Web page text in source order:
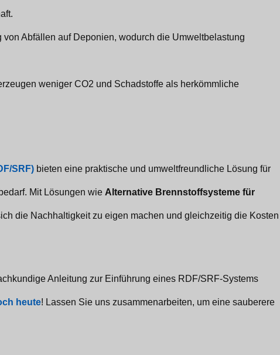
von Abfällen auf Deponien, wodurch die Umweltbelastung
weniger CO2 und Schadstoffe als herkömmliche
SRF) bieten eine praktische und umweltfreundliche Lösung für
Mit Lösungen wie Alternative Brennstoffsysteme für
die Nachhaltigkeit zu eigen machen und gleichzeitig die Kosten
Anleitung zur Einführung eines RDF/SRF-Systems
heute! Lassen Sie uns zusammenarbeiten, um eine sauberere